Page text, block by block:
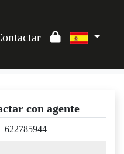
con agente
622785944